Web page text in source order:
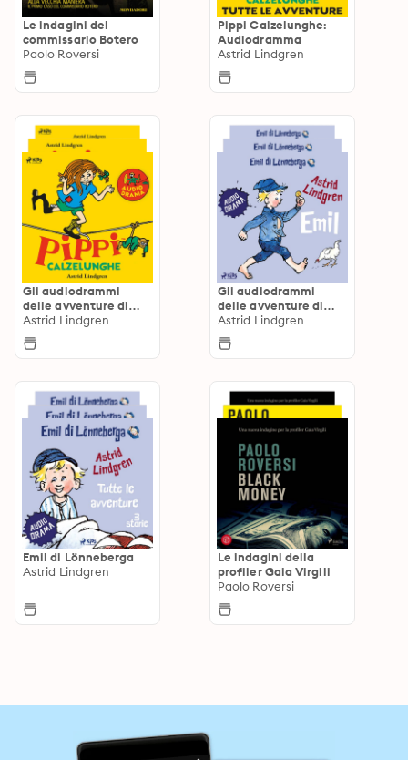
Le indagini del
commissario Botero
Paolo Roversi
Pippi Calzelunghe:
Audiodramma
Astrid Lindgren
Gli audiodrammi
delle avventure di
Pippi Calzelunghe
Astrid Lindgren
Gli audiodrammi
delle avventure di
Emil di Lönneberga
Astrid Lindgren
Emil di Lönneberga
Astrid Lindgren
Le indagini della
profiler Gaia Virgili
Paolo Roversi